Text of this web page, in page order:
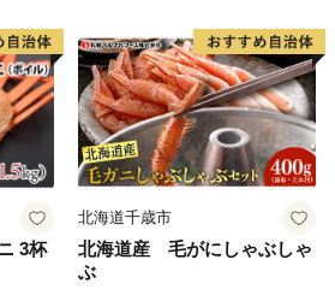
3杯
北海道千歳市
北海道産 毛がにしゃぶしゃ
ぶ